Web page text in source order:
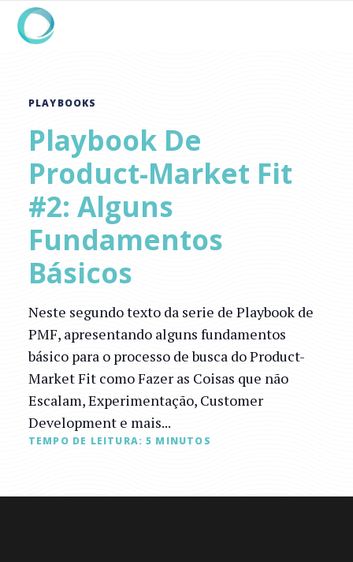
PLAYBOOKS
Playbook De
Product-Market Fit
#2: Alguns
Fundamentos
Básicos
Neste segundo texto da serie de Playbook de
PMF, apresentando alguns fundamentos
básico para o processo de busca do Product-
Market Fit como Fazer as Coisas que não
Escalam, Experimentação, Customer
Development e mais...
TEMPO DE LEITURA: 5 MINUTOS